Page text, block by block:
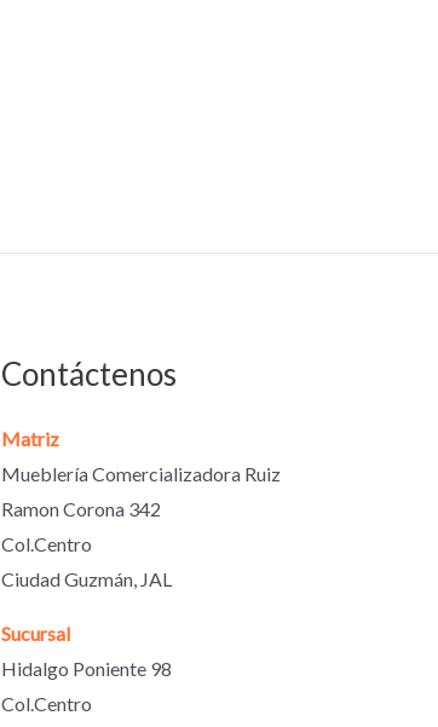
Contáctenos
Matriz
Mueblería Comercializadora Ruiz
Ramon Corona 342
Col.Centro
Ciudad Guzmán, JAL
Sucursal
Hidalgo Poniente 98
Col.Centro